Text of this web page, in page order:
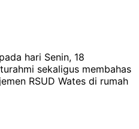
hari Senin, 18
sekaligus membahas
RSUD Wates di rumah